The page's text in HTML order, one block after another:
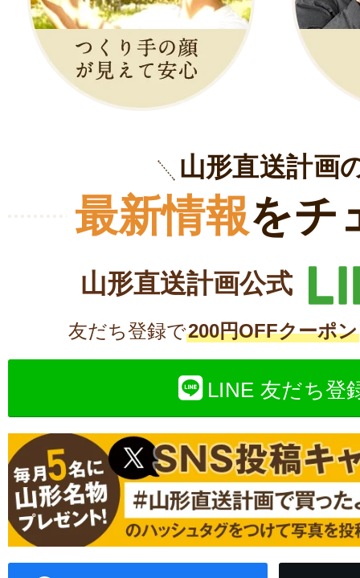
山形直送計画
最新情報をチ
山形直送計画公式
友だち登録で200円OFFクーポン
LINE 友だち登